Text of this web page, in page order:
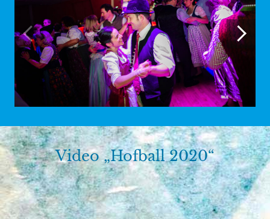
Video „Hofball 2020“